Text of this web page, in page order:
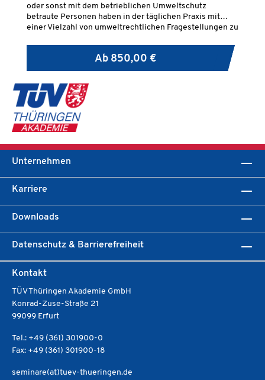
oder sonst mit dem betrieblichen Umweltschutz
betraute Personen haben in der täglichen Praxis mit
einer Vielzahl von umweltrechtlichen Fragestellungen zu
Ab 850,00 €
Unternehmen
Karriere
Downloads
Datenschutz & Barrierefreiheit
Kontakt
TÜV Thüringen Akademie GmbH
Konrad-Zuse-Straße 21
99099 Erfurt
Tel.: +49 (361) 301900-0
Fax: +49 (361) 301900-18
seminare(at)tuev-thueringen.de